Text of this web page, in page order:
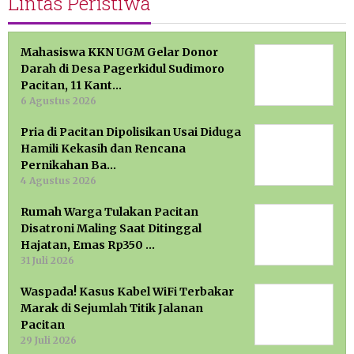
Mahasiswa KKN UGM Gelar Donor
Darah di Desa Pagerkidul Sudimoro
Pacitan, 11 Kant…
6 Agustus 2026
Pria di Pacitan Dipolisikan Usai Diduga
Hamili Kekasih dan Rencana
Pernikahan Ba…
4 Agustus 2026
Rumah Warga Tulakan Pacitan
Disatroni Maling Saat Ditinggal
Hajatan, Emas Rp350 …
31 Juli 2026
Waspada! Kasus Kabel WiFi Terbakar
Marak di Sejumlah Titik Jalanan
Pacitan
29 Juli 2026